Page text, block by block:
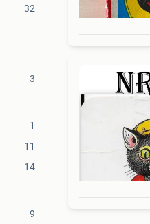
32
3
1
11
14
9